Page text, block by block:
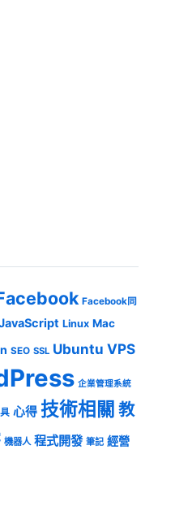
Facebook同
Linux Mac
SEO SSL Ubuntu VPS
企業管理系統
心得 技術相關 教
機器人 程式開發 筆記 經營